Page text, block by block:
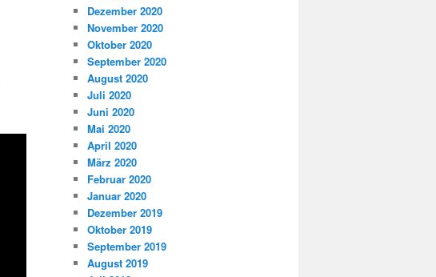
Dezember 2020
November 2020
Oktober 2020
September 2020
August 2020
Juli 2020
Juni 2020
Mai 2020
April 2020
März 2020
Februar 2020
Januar 2020
Dezember 2019
Oktober 2019
September 2019
August 2019